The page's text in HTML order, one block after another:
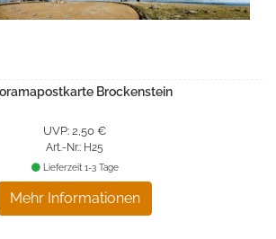
Brockenstein
UVP: 2,50 €
Art.-Nr.: H25
Mehr Informationen
Lieferzeit 1-3 Tage